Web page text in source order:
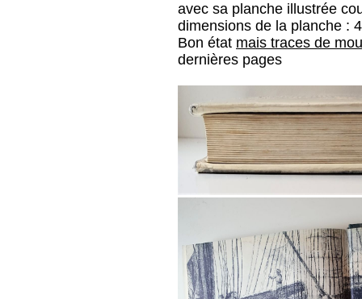
avec sa planche illustrée
dimensions de la planche :
Bon état mais traces de
dernières pages